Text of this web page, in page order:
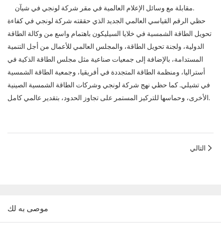
مقابلة مع وسائل الإعلام العالمية في مقر شركة لونجي في شيآن.
حظي الرقم القياسي العالمي الجديد الذي حققته شركة لونجي في كفاءة
تحويل الطاقة الشمسية في خلايا السيليكون باهتمام واسع من وكالة الطاقة
الدولية، ولجنة تحويل الطاقة، والمجلس العالمي للأعمال من أجل التنمية
المستدامة، بالإضافة إلى جمعيات صناعية مثل مجلس الطاقة الذكية في
أستراليا، ومنظمة الطاقة المتجددة في أفريقيا، وجمعية الطاقة الشمسية
في تشيلي. كما حظي نهج شركة لونجي وشركات الطاقة الشمسية الصينية
الأخرى، وحماسها للتركيز المستمر على تجاوز الحدود، بتقدير عالمي كامل.
التالي
موصى به لك